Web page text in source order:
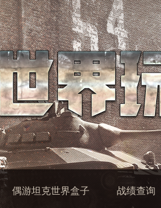
偶游坦克世界盒子 战绩查询